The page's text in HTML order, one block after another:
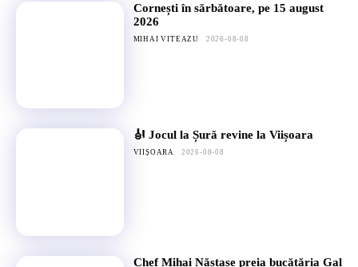
Cornești în sărbătoare, pe 15 august
2026
MIHAI VITEAZU 2026-08-08
🎻 Jocul la Șură revine la Viișoara
VIIȘOARA 2026-08-08
Chef Mihai Năstase preia bucătăria Gal